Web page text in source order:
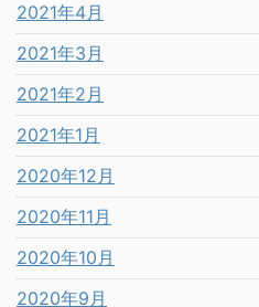
2021年4月
2021年3月
2021年2月
2021年1月
2020年12月
2020年11月
2020年10月
2020年9月